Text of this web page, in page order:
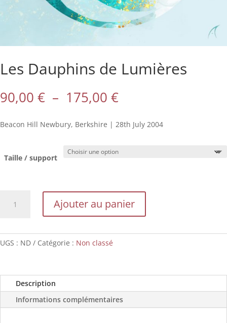
Les Dauphins de Lumières
90,00 € – 175,00 €Plage
prix :
90,00 €
175,00 €
Beacon Hill Newbury, Berkshire | 28th July 2004
Taille / support
de
Ajouter au panier
UGS : ND Catégorie : Non classé
Description
Informations complémentaires